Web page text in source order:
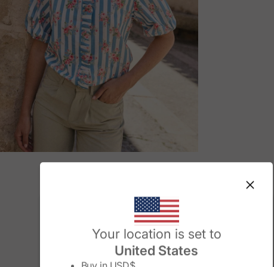
Your location is set to
United States
Change country/region